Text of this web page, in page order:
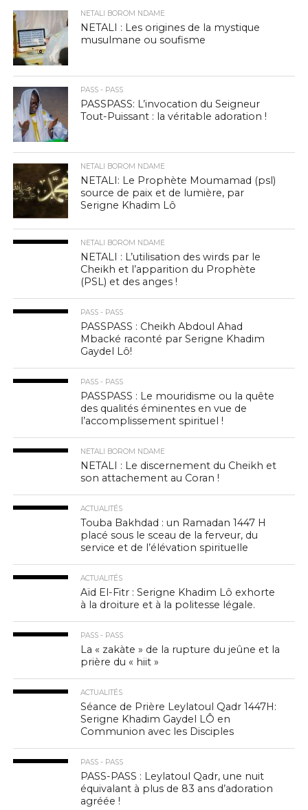
NETALI BOROM NDAME
NETALI : Les origines de la mystique
musulmane ou soufisme
PASS - PASS
PASSPASS: L’invocation du Seigneur
Tout-Puissant : la véritable adoration !
NETALI BOROM NDAME
NETALI: Le Prophète Moumamad (psl)
source de paix et de lumière, par
Serigne Khadim Lô
NETALI BOROM NDAME
NETALI : L’utilisation des wirds par le
Cheikh et l’apparition du Prophète
(PSL) et des anges !
PASS - PASS
PASSPASS : Cheikh Abdoul Ahad
Mbacké raconté par Serigne Khadim
Gaydel Lô!
PASS - PASS
PASSPASS : Le mouridisme ou la quête
des qualités éminentes en vue de
l’accomplissement spirituel !
NETALI BOROM NDAME
NETALI : Le discernement du Cheikh et
son attachement au Coran !
ACTUALITÉS
Touba Bakhdad : un Ramadan 1447 H
placé sous le sceau de la ferveur, du
service et de l’élévation spirituelle
ACTUALITÉS
Aïd El-Fitr : Serigne Khadim Lô exhorte
à la droiture et à la politesse légale.
PASS - PASS
La « zakàte » de la rupture du jeûne et la
prière du « hiit »
ACTUALITÉS
Séance de Prière Leylatoul Qadr 1447H:
Serigne Khadim Gaydel LÔ en
Communion avec les Disciples
PASS - PASS
PASS-PASS : Leylatoul Qadr, une nuit
équivalant à plus de 83 ans d’adoration
agréée !